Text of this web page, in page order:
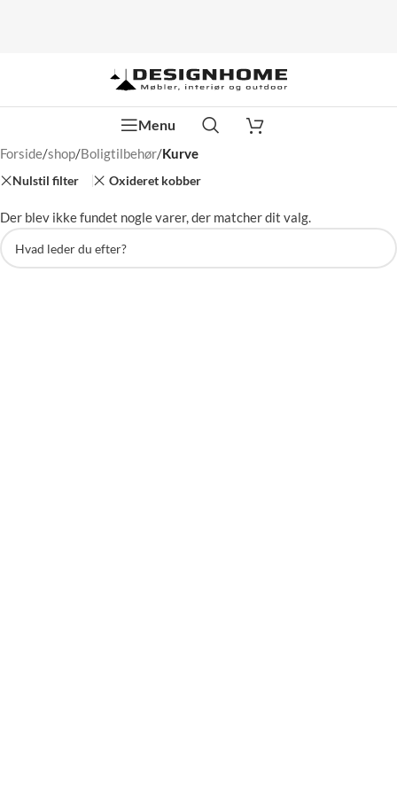
Menu
Forside/shop/Boligtilbehør/Kurve
Nulstil filter Oxideret kobber
Der blev ikke fundet nogle varer, der matcher dit valg.